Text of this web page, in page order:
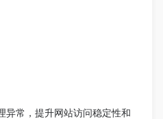
异常，提升网站访问稳定性和